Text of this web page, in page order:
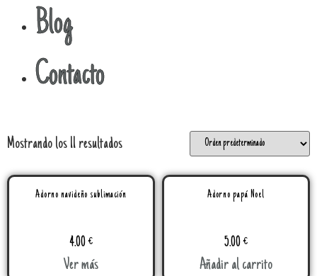
Blog
Contacto
Mostrando los 11 resultados
Adorno navideño sublimación
4.00€
Ver más
Adorno papá Noel
5.00€
Añadir al carrito